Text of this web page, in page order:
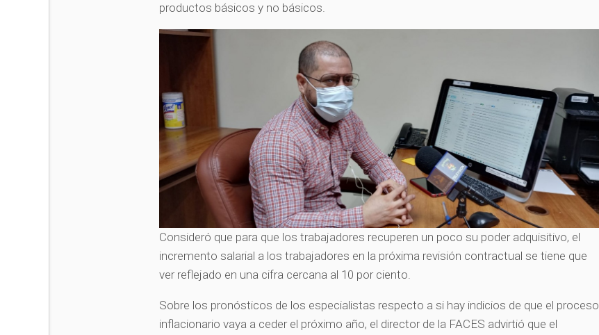
productos básicos y no básicos.
Consideró que para que los trabajadores recuperen un poco su poder adquisitivo, el
incremento salarial a los trabajadores en la próxima revisión contractual se tiene que
ver reflejado en una cifra cercana al 10 por ciento.
Sobre los pronósticos de los especialistas respecto a si hay indicios de que el proceso
inflacionario vaya a ceder el próximo año, el director de la FACES advirtió que el